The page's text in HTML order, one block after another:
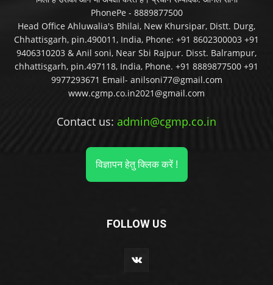
PhonePe - 8889877500
Head Office Ahluwalia's Bhilai, New Khursipar, Distt. Durg,
Chhattisgarh, pin.490011, India, Phone: +91 8602300003 +91
9406310203 & Anil soni, Near Sbi Rajpur. Disst. Balrampur,
chhattisgarh, pin.497118, India, Phone. +91 8889877500 +91
9977293671 Email- anilsoni77@gmail.com
www.cgmp.co.in2021@gmail.com
Contact us: admin@cgmp.co.in
विज्ञापन हेतु क्लिक करें !
FOLLOW US